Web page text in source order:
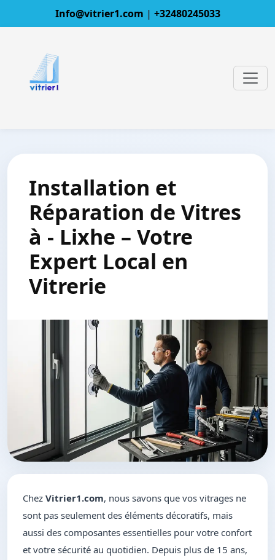
Info@vitrier1.com | +32480245033
Installation et
Réparation de Vitres
à - Lixhe – Votre
Expert Local en
Vitrerie
Chez Vitrier1.com, nous savons que vos vitrages ne
sont pas seulement des éléments décoratifs, mais
aussi des composantes essentielles pour votre confort
et votre sécurité au quotidien. Depuis plus de 15 ans,